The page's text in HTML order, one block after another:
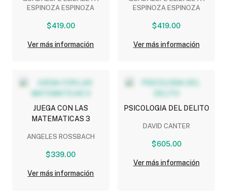
ESPINOZA ESPINOZA
$419.00
Ver más información
ESPINOZA ESPINOZA
$419.00
Ver más información
JUEGA CON LAS
MATEMATICAS 3
ANGELES ROSSBACH
$339.00
Ver más información
PSICOLOGIA DEL DELITO
DAVID CANTER
$605.00
Ver más información